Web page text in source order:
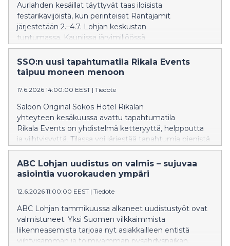
Aurlahden kesäillat täyttyvät taas iloisista
festarikävijöistä, kun perinteiset Rantajamit
järjestetään 2.–4.7. Lohjan keskustan
tuntumassa. Kauniissa järvimiljöössä
järjestettävä festivaali on vakiinnuttanut paikkansa
yhtenä kesän suosituimmista tapahtumista läntisellä
Uudellamaalla. Tänäkään vuonna artistikattaus ei petä,
lauantaihin.
SSO:n uusi tapahtumatila Rikala Events
taipuu moneen menoon
17.6.2026 14:00:00 EEST | Tiedote
Saloon Original Sokos Hotel Rikalan
yhteyteen kesäkuussa avattu tapahtumatila
Rikala Events on yhdistelmä ketteryyttä, helppoutta
ja viihtyisyyttä. Tilassa voi järjestää tapahtumia pienistä
perhejuhlista lähes 600 hengen tilaisuuksiin, ja kaikki
tarvittavat palvelut ruoasta majoitukseen löytyvät
saman katon alta.
ABC Lohjan uudistus on valmis – sujuvaa
asiointia vuorokauden ympäri
12.6.2026 11:00:00 EEST | Tiedote
ABC Lohjan tammikuussa alkaneet uudistustyöt ovat
valmistuneet. Yksi Suomen vilkkaimmista
liikenneasemista tarjoaa nyt asiakkailleen entistä
viihtyisämmän ja toimivamman pysähdyspaikan.